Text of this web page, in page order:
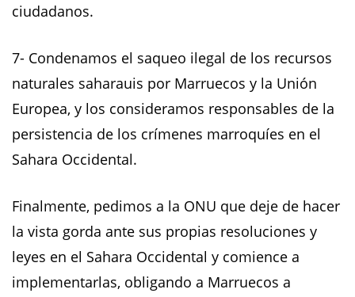
ciudadanos.
7- Condenamos el saqueo ilegal de los recursos
naturales saharauis por Marruecos y la Unión
Europea, y los consideramos responsables de la
persistencia de los crímenes marroquíes en el
Sahara Occidental.
Finalmente, pedimos a la ONU que deje de hacer
la vista gorda ante sus propias resoluciones y
leyes en el Sahara Occidental y comience a
implementarlas, obligando a Marruecos a